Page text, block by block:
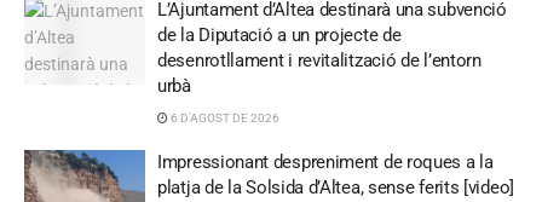
L’Ajuntament d’Altea destinarà una subvenció
de la Diputació a un projecte de
desenrotllament i revitalització de l’entorn
urbà
6 D'AGOST DE 2026
Impressionant despreniment de roques a la
platja de la Solsida d’Altea, sense ferits [video]